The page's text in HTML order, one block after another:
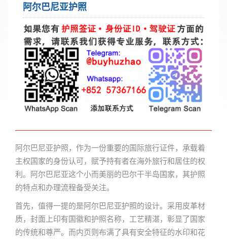
阿尔巴尼亚护照
阿尔巴尼亚护照，作为一份重要的国际旅行证件，承载着
主权国家的身份认可，赋予持有者在海外旅行和居住的权
利。阿尔巴尼亚这个小而美丽的巴尔干半岛国家，其护照
的特点和办理流程备受关注。
首先，值得一提的是阿尔巴尼亚护照的设计。采用皮革材
质，封面上印有国徽和护照名称，工艺精湛，彰显了国家
的传统和尊严。而内页则布满了具有安全特征的水印和花